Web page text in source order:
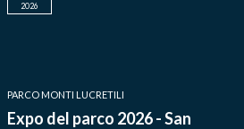
2026
PARCO MONTI LUCRETILI
Expo del parco 2026 - San